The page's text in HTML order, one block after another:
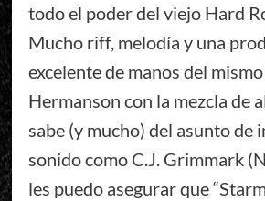
todo el poder del viejo Hard
Mucho riff, melodía y una
excelente de manos del
Hermanson con la mezcla de
sabe (y mucho) del asunto de
sonido como C.J. Grimmark
les puedo asegurar que